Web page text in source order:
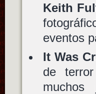
Keith
eventos
It Was
de